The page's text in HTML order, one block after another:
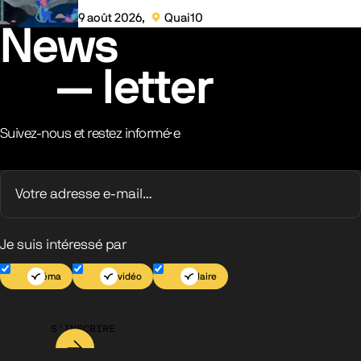
9 août 2026
Localisation :
Quai10
News
letter
Suivez-nous et restez informé·e
Je suis intéressé par
Cinéma Jeu vidéo Scolaire
S’INSCRIRE